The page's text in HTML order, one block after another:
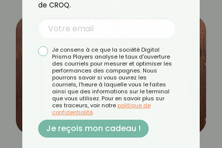
de CROQ.
Je consens à ce que la société Digital
Prisma Players analyse le taux d'ouverture
des courriels pour mesurer et optimiser les
performances des campagnes. Nous
pourrons savoir si vous ouvrez les
courriels, l'heure à laquelle vous le faites
ainsi que des informations sur le terminal
que vous utilisez. Pour en savoir plus sur
ces traceurs, voir notre politique de
confidentialité.
Je reçois mon cadeau !